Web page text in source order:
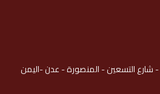
شارع التسعين - المنصورة - عدن -اليمن